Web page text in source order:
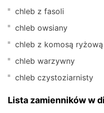
chleb z fasoli
chleb owsiany
chleb z komosą ryżową
chleb warzywny
chleb czystoziarnisty
Lista zamienników w